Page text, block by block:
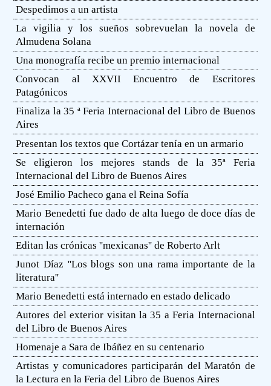
Despedimos a un artista
La vigilia y los sueños sobrevuelan la novela de
Almudena Solana
Una monografía recibe un premio internacional
Convocan al XXVII Encuentro de Escritores
Patagónicos
Finaliza la 35 ª Feria Internacional del Libro de Buenos
Aires
Presentan los textos que Cortázar tenía en un armario
Se eligieron los mejores stands de la 35ª Feria
Internacional del Libro de Buenos Aires
José Emilio Pacheco gana el Reina Sofía
Mario Benedetti fue dado de alta luego de doce días de
internación
Editan las crónicas ''mexicanas'' de Roberto Arlt
Junot Díaz ''Los blogs son una rama importante de la
literatura''
Mario Benedetti está internado en estado delicado
Autores del exterior visitan la 35 a Feria Internacional
del Libro de Buenos Aires
Homenaje a Sara de Ibáñez en su centenario
Artistas y comunicadores participarán del Maratón de
la Lectura en la Feria del Libro de Buenos Aires